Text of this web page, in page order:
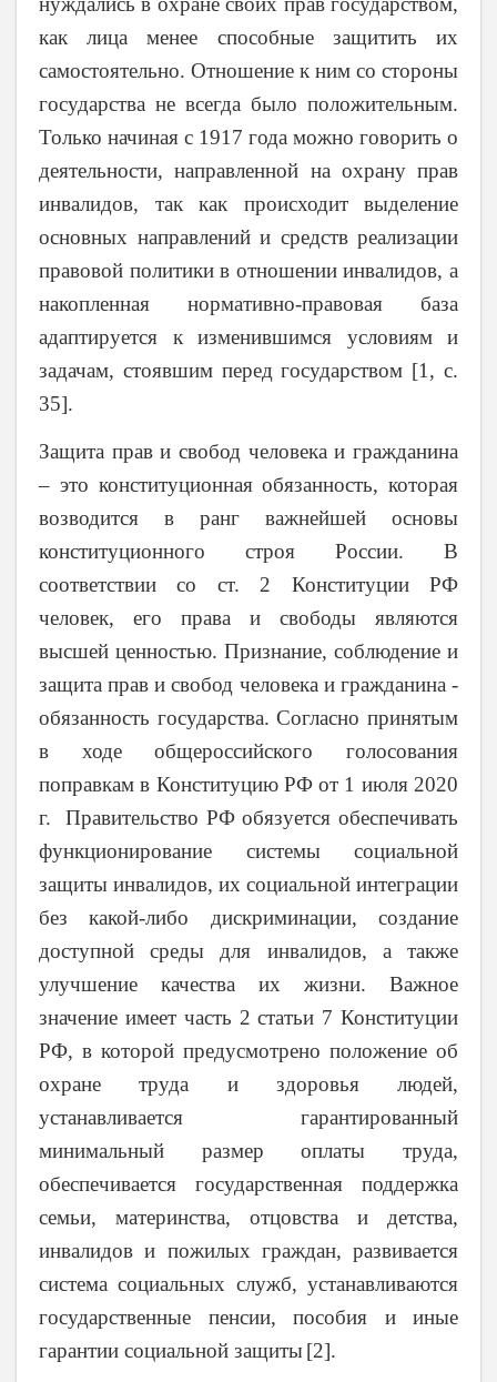
как лица менее способные защитить их
самостоятельно. Отношение к ним со стороны
государства не всегда было положительным.
Только начиная с 1917 года можно говорить о
деятельности, направленной на охрану прав
инвалидов, так как происходит выделение
основных направлений и средств реализации
правовой политики в отношении инвалидов, а
накопленная нормативно-правовая база
адаптируется к изменившимся условиям и
задачам, стоявшим перед государством [1, с.
35].
Защита прав и свобод человека и гражданина
– это конституционная обязанность, которая
возводится в ранг важнейшей основы
конституционного строя России. В
соответствии со ст. 2 Конституции РФ
человек, его права и свободы являются
высшей ценностью. Признание, соблюдение и
защита прав и свобод человека и гражданина -
обязанность государства. Согласно принятым
в ходе общероссийского голосования
поправкам в Конституцию РФ от 1 июля 2020
г. Правительство РФ обязуется обеспечивать
функционирование системы социальной
защиты инвалидов, их социальной интеграции
без какой-либо дискриминации, создание
доступной среды для инвалидов, а также
улучшение качества их жизни. Важное
значение имеет часть 2 статьи 7 Конституции
РФ, в которой предусмотрено положение об
охране труда и здоровья людей,
устанавливается гарантированный
минимальный размер оплаты труда,
обеспечивается государственная поддержка
семьи, материнства, отцовства и детства,
инвалидов и пожилых граждан, развивается
система социальных служб, устанавливаются
государственные пенсии, пособия и иные
гарантии социальной защиты[2].